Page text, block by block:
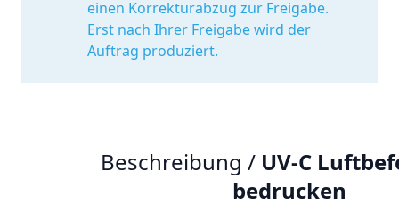
einen Korrekturabzug zur Freigabe.
Erst nach Ihrer Freigabe wird der
Auftrag produziert.
Beschreibung / UV-C
bedrucken